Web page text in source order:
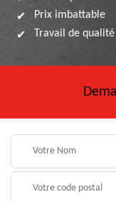
Prix imbattable
Travail de qualité